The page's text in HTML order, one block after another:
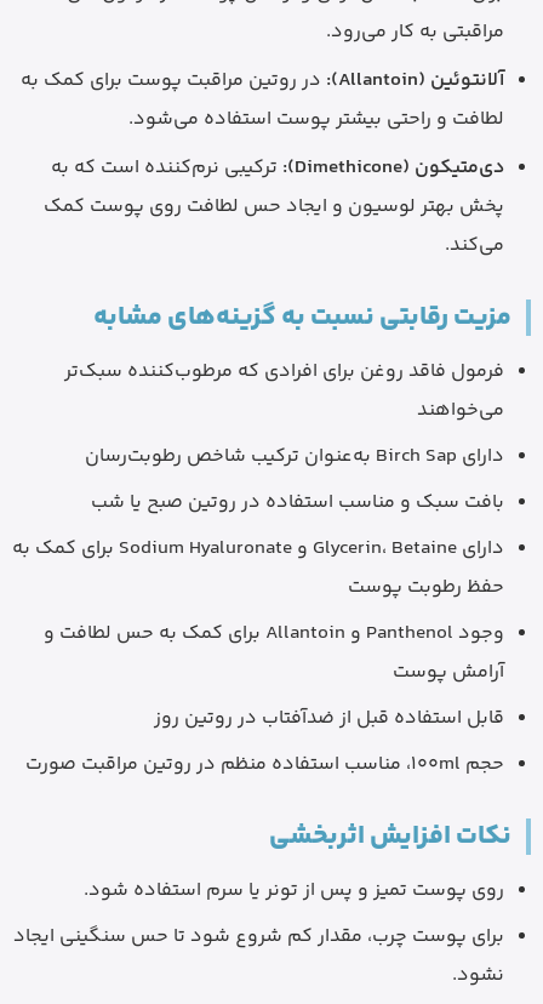
مراقبتی به کار می‌رود.
آلانتوئین (Allantoin):
در روتین مراقبت پوست برای کمک به
لطافت و راحتی بیشتر پوست استفاده می‌شود.
دی‌متیکون (Dimethicone):
ترکیبی نرم‌کننده است که به
پخش بهتر لوسیون و ایجاد حس لطافت روی پوست کمک
می‌کند.
مزیت رقابتی نسبت به گزینه‌های مشابه
فرمول فاقد روغن برای افرادی که مرطوب‌کننده سبک‌تر
می‌خواهند
دارای Birch Sap به‌عنوان ترکیب شاخص رطوبت‌رسان
بافت سبک و مناسب استفاده در روتین صبح یا شب
دارای Glycerin، Betaine و Sodium Hyaluronate برای کمک به
حفظ رطوبت پوست
وجود Panthenol و Allantoin برای کمک به حس لطافت و
آرامش پوست
قابل استفاده قبل از ضدآفتاب در روتین روز
حجم 100ml، مناسب استفاده منظم در روتین مراقبت صورت
نکات افزایش اثربخشی
روی پوست تمیز و پس از تونر یا سرم استفاده شود.
برای پوست چرب، مقدار کم شروع شود تا حس سنگینی ایجاد
نشود.